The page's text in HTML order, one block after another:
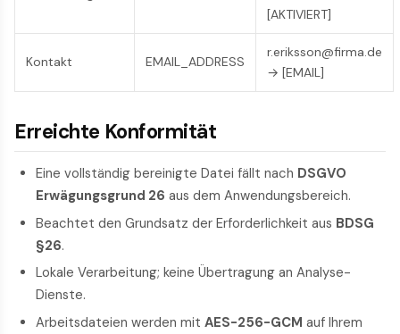
[AKTIVIERT]
Kontakt EMAIL_ADDRESS
r.eriksson@firma.de
→ [EMAIL]
Erreichte Konformität
Eine vollständig bereinigte Datei fällt nach DSGVO
Erwägungsgrund 26 aus dem Anwendungsbereich.
Beachtet den Grundsatz der Erforderlichkeit aus BDSG
§26.
Lokale Verarbeitung; keine Übertragung an Analyse-
Dienste.
Arbeitsdateien werden mit AES-256-GCM auf Ihrem